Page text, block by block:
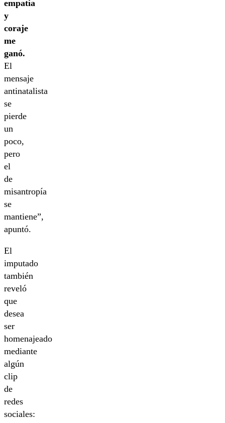
empatía
y
coraje
me
ganó.
El
mensaje
antinatalista
se
pierde
un
poco,
pero
el
de
misantropía
se
mantiene”,
apuntó.
El
imputado
también
reveló
que
desea
ser
homenajeado
mediante
algún
clip
de
redes
sociales: